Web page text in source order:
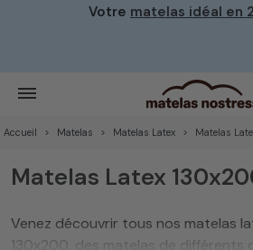
Votre matelas idéal en
Accueil Matelas Matelas Latex Matelas
Matelas Latex
Venez découvrir tous nos matelas
130x200, des matelas de différents